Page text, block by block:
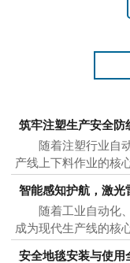
筑牢注塑生产安全防
随着注塑行业自动
产线上下料作业的核
智能感知护航，激光
随着工业自动化、
成为现代生产线的核
安全地毯安装与使用